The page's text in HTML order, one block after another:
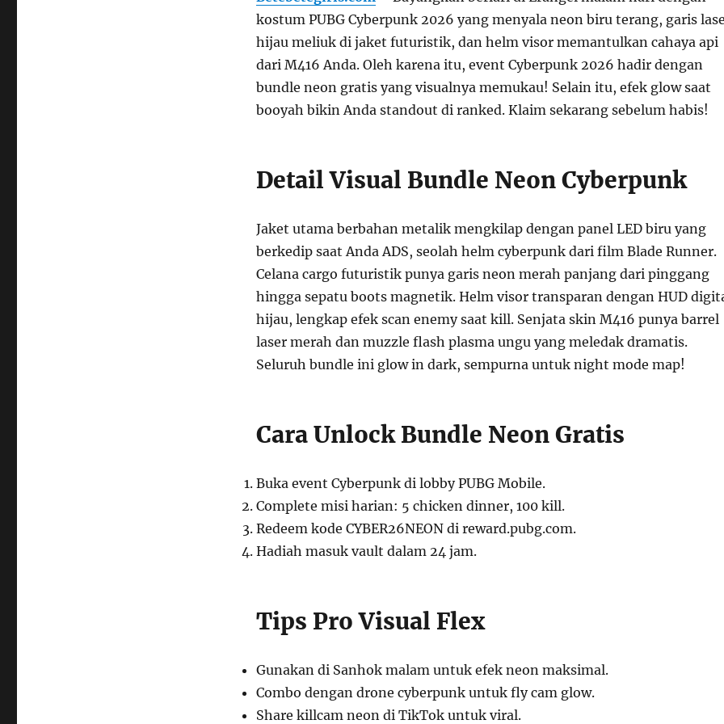
kostum PUBG Cyberpunk 2026 yang menyala neon biru terang, garis
hijau meliuk di jaket futuristik, dan helm visor memantulkan cahaya api
dari M416 Anda. Oleh karena itu, event Cyberpunk 2026 hadir dengan
bundle neon gratis yang visualnya memukau! Selain itu, efek glow saat
booyah bikin Anda standout di ranked. Klaim sekarang sebelum habis!
Detail Visual Bundle Neon Cyberpunk
Jaket utama berbahan metalik mengkilap dengan panel LED biru yang
berkedip saat Anda ADS, seolah helm cyberpunk dari film Blade Runner.
Celana cargo futuristik punya garis neon merah panjang dari pinggang
hingga sepatu boots magnetik. Helm visor transparan dengan HUD
hijau, lengkap efek scan enemy saat kill. Senjata skin M416 punya barrel
laser merah dan muzzle flash plasma ungu yang meledak dramatis.
Seluruh bundle ini glow in dark, sempurna untuk night mode map!
Cara Unlock Bundle Neon Gratis
Buka event Cyberpunk di lobby PUBG Mobile.
Complete misi harian: 5 chicken dinner, 100 kill.
Redeem kode CYBER26NEON di reward.pubg.com.
Hadiah masuk vault dalam 24 jam.
Tips Pro Visual Flex
Gunakan di Sanhok malam untuk efek neon maksimal.
Combo dengan drone cyberpunk untuk fly cam glow.
Share killcam neon di TikTok untuk viral.